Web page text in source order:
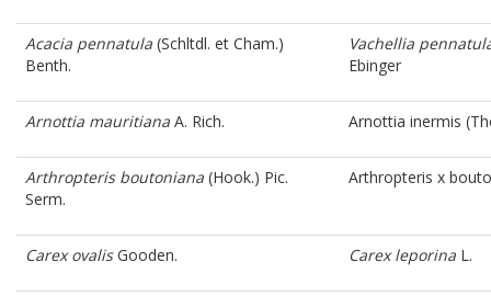
Acacia pennatula (Schltdl. et Cham.)
Benth.
Vachellia
Ebinger
Arnottia mauritiana A. Rich. Arnottia inermis
Arthropteris boutoniana (Hook.) Pic.
Serm.
Arthropteris x
Carex ovalisGooden. Carex leporina L.